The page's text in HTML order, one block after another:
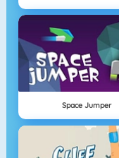
Space Jumper